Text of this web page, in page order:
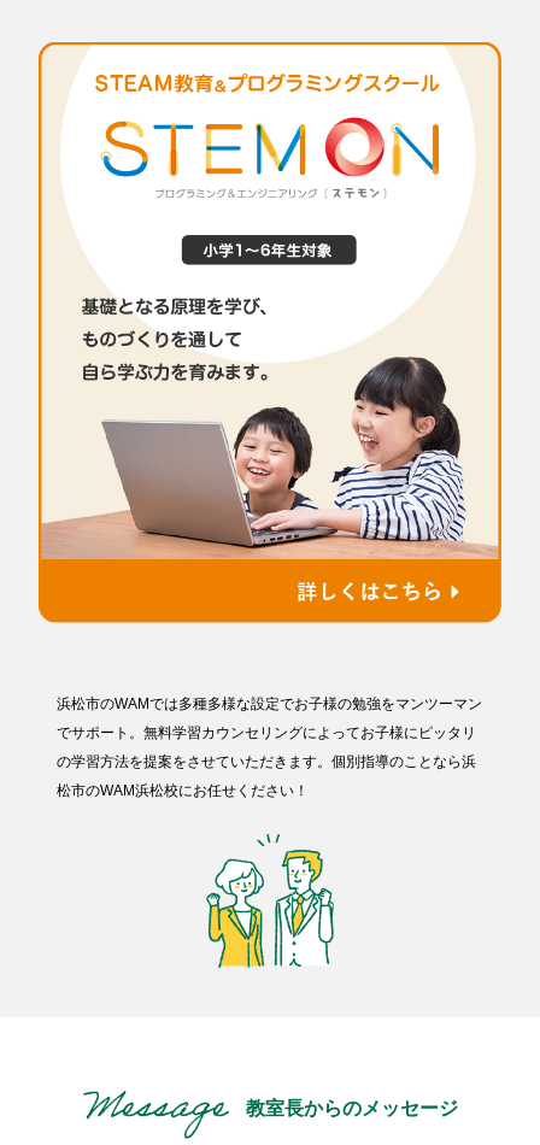
浜松市のWAMでは多種多様な設定でお子様の勉強をマンツーマン
でサポート。無料学習カウンセリングによってお子様にピッタリ
の学習方法を提案をさせていただきます。個別指導のことなら浜
松市のWAM浜松校にお任せください！
教室長からのメッセージ